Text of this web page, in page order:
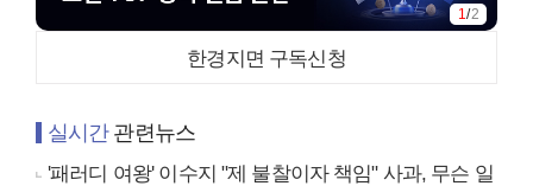
1/2
한경지면 구독신청
실시간관련뉴스
'패러디 여왕' 이수지 "제 불찰이자 책임" 사과, 무슨 일